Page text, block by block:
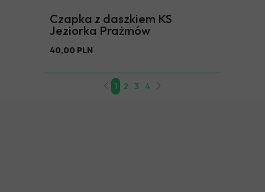
Czapka z daszkiem KS
Jeziorka Prażmów
40,00 PLN
1 2 3 4